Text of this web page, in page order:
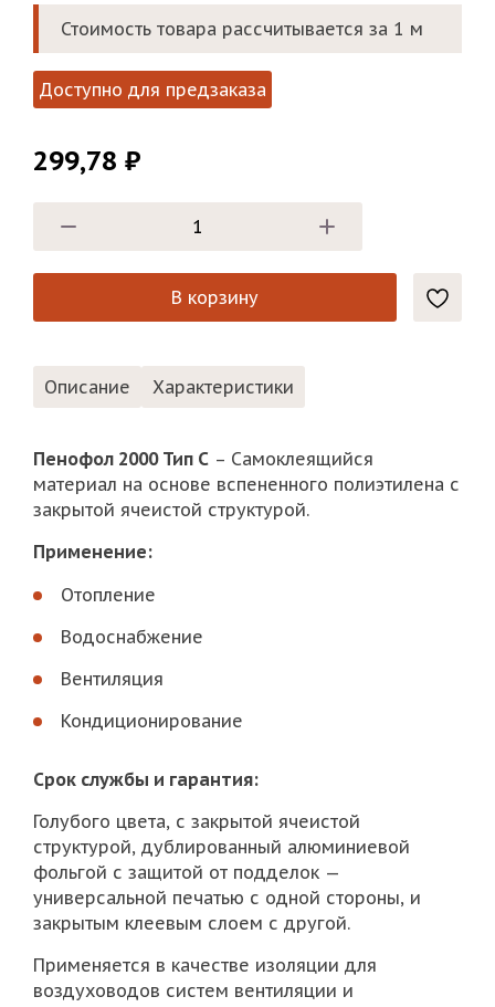
Стоимость товара рассчитывается за 1 м
Доступно для предзаказа
299,78 ₽
В корзину
Описание Характеристики
Пенофол 2000 Тип С – Самоклеящийся
материал на основе вспененного полиэтилена с
закрытой ячеистой структурой.
Применение:
Отопление
Водоснабжение
Вентиляция
Кондиционирование
Срок службы и гарантия:
Голубого цвета, с закрытой ячеистой
структурой, дублированный алюминиевой
фольгой с защитой от подделок —
универсальной печатью с одной стороны, и
закрытым клеевым слоем с другой.
Применяется в качестве изоляции для
воздуховодов систем вентиляции и